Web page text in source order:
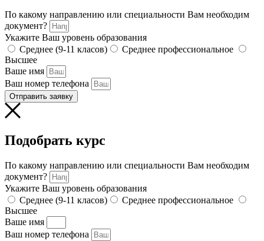
По какому направлению или специальности Вам необходим
документ?
Укажите Ваш уровень образования
Среднее (9-11 класов)
Среднее профессиональное
Высшее
Ваше имя
Ваш номер телефона
Отправить заявку
Подобрать курс
По какому направлению или специальности Вам необходим
документ?
Укажите Ваш уровень образования
Среднее (9-11 класов)
Среднее профессиональное
Высшее
Ваше имя
Ваш номер телефона